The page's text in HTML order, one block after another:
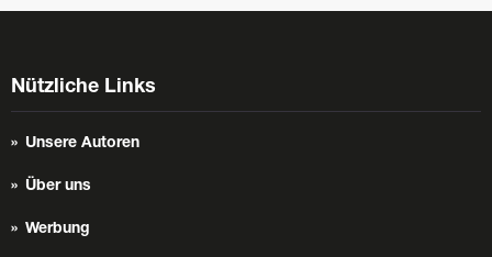
Nützliche Links
Unsere Autoren
Über uns
Werbung